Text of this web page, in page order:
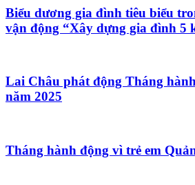
Biểu dương gia đình tiêu biểu
vận động “Xây dựng gia đình 5
Lai Châu phát động Tháng
năm 2025
Tháng hành động vì trẻ em